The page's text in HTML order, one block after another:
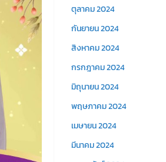
ตุลาคม 2024
กันยายน 2024
สิงหาคม 2024
กรกฎาคม 2024
มิถุนายน 2024
พฤษภาคม 2024
เมษายน 2024
มีนาคม 2024